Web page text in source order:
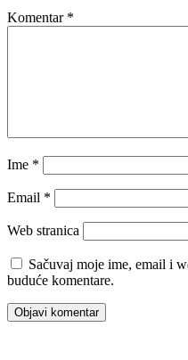
Komentar *
Ime *
Email *
Web stranica
Sačuvaj moje ime, email i
buduće komentare.